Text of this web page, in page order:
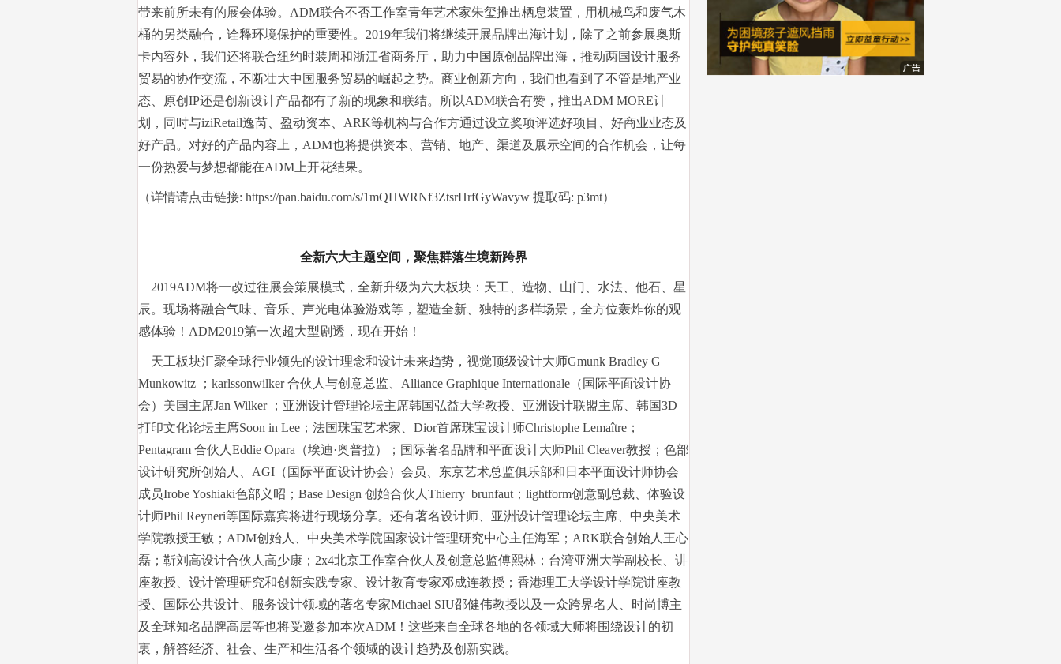
带来前所未有的展会体验。ADM联合不否工作室青年艺术家朱玺推出栖息装置，用机械鸟和废气木
桶的另类融合，诠释环境保护的重要性。2019年我们将继续开展品牌出海计划，除了之前参展奥斯
卡内容外，我们还将联合纽约时装周和浙江省商务厅，助力中国原创品牌出海，推动两国设计服务
贸易的协作交流，不断壮大中国服务贸易的崛起之势。商业创新方向，我们也看到了不管是地产业
态、原创IP还是创新设计产品都有了新的现象和联结。所以ADM联合有赞，推出ADM MORE计
划，同时与iziRetail逸芮、盈动资本、ARK等机构与合作方通过设立奖项评选好项目、好商业业态及
好产品。对好的产品内容上，ADM也将提供资本、营销、地产、渠道及展示空间的合作机会，让每
一份热爱与梦想都能在ADM上开花结果。
（详情请点击链接: https://pan.baidu.com/s/1mQHWRNf3ZtsrHrfGyWavyw 提取码: p3mt）
全新六大主题空间，聚焦群落生境新跨界
2019ADM将一改过往展会策展模式，全新升级为六大板块：天工、造物、山门、水法、他石、星
辰。现场将融合气味、音乐、声光电体验游戏等，塑造全新、独特的多样场景，全方位轰炸你的观
感体验！ADM2019第一次超大型剧透，现在开始！
天工板块汇聚全球行业领先的设计理念和设计未来趋势，视觉顶级设计大师Gmunk Bradley G
Munkowitz ；karlssonwilker 合伙人与创意总监、Alliance Graphique Internationale（国际平面设计协
会）美国主席Jan Wilker ；亚洲设计管理论坛主席韩国弘益大学教授、亚洲设计联盟主席、韩国3D
打印文化论坛主席Soon in Lee；法国珠宝艺术家、Dior首席珠宝设计师Christophe Lemaître；
Pentagram 合伙人Eddie Opara（埃迪·奥普拉）；国际著名品牌和平面设计大师Phil Cleaver教授；色部
设计研究所创始人、AGI（国际平面设计协会）会员、东京艺术总监俱乐部和日本平面设计师协会
成员Irobe Yoshiaki色部义昭；Base Design 创始合伙人Thierry brunfaut；lightform创意副总裁、体验设
计师Phil Reyneri等国际嘉宾将进行现场分享。还有著名设计师、亚洲设计管理论坛主席、中央美术
学院教授王敏；ADM创始人、中央美术学院国家设计管理研究中心主任海军；ARK联合创始人王心
磊；靳刘高设计合伙人高少康；2x4北京工作室合伙人及创意总监傅熙林；台湾亚洲大学副校长、讲
座教授、设计管理研究和创新实践专家、设计教育专家邓成连教授；香港理工大学设计学院讲座教
授、国际公共设计、服务设计领域的著名专家Michael SIU邵健伟教授以及一众跨界名人、时尚博主
及全球知名品牌高层等也将受邀参加本次ADM！这些来自全球各地的各领域大师将围绕设计的初
衷，解答经济、社会、生产和生活各个领域的设计趋势及创新实践。